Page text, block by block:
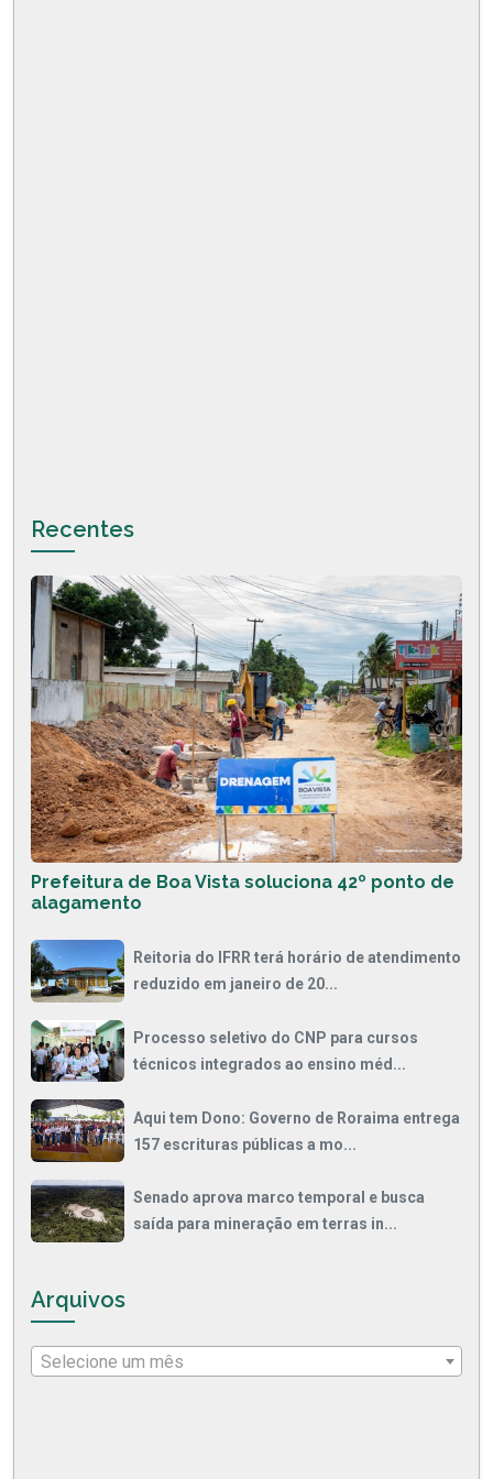
Recentes
Prefeitura de Boa Vista soluciona 42º ponto de
alagamento
Reitoria do IFRR terá horário de atendimento
reduzido em janeiro de 20...
Processo seletivo do CNP para cursos
técnicos integrados ao ensino méd...
Aqui tem Dono: Governo de Roraima entrega
157 escrituras públicas a mo...
Senado aprova marco temporal e busca
saída para mineração em terras in...
Arquivos
Selecione um mês